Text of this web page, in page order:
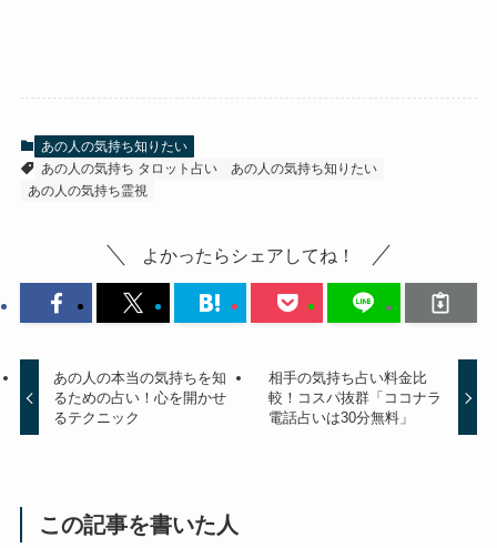
あの人の気持ち知りたい
あの人の気持ち タロット占い
あの人の気持ち知りたい
あの人の気持ち霊視
よかったらシェアしてね！
あの人の本当の気持ちを知
るための占い！心を開かせ
るテクニック
相手の気持ち占い料金比
較！コスパ抜群「ココナラ
電話占いは30分無料」
この記事を書いた人